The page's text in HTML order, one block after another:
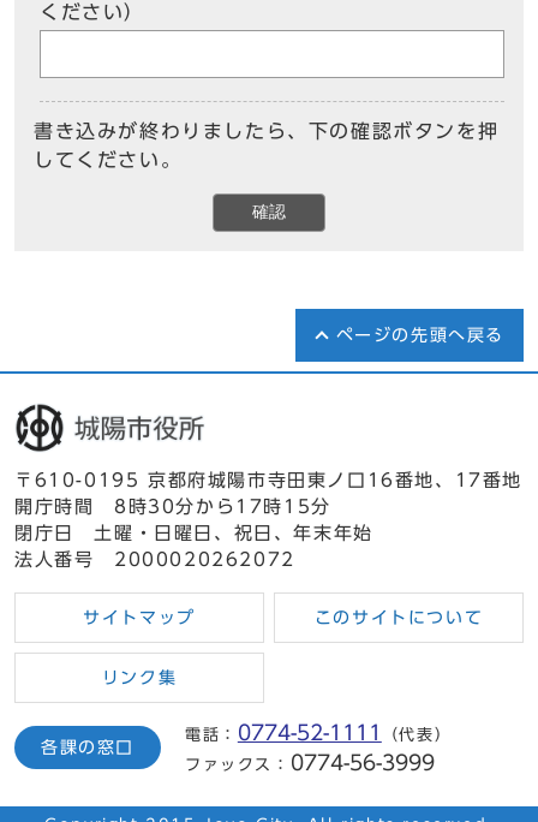
ください）
書き込みが終わりましたら、下の確認ボタンを押
してください。
確認
ページの先頭へ戻る
〒610-0195 京都府城陽市寺田東ノ口16番地、17番地
開庁時間 8時30分から17時15分
閉庁日 土曜・日曜日、祝日、年末年始
法人番号 2000020262072
サイトマップ このサイトについて
リンク集
各課の窓口
電話： 0774-52-1111
（代表）
ファックス：
0774-56-3999